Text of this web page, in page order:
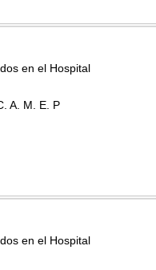
en el Hospital
A. M. E. P
en el Hospital